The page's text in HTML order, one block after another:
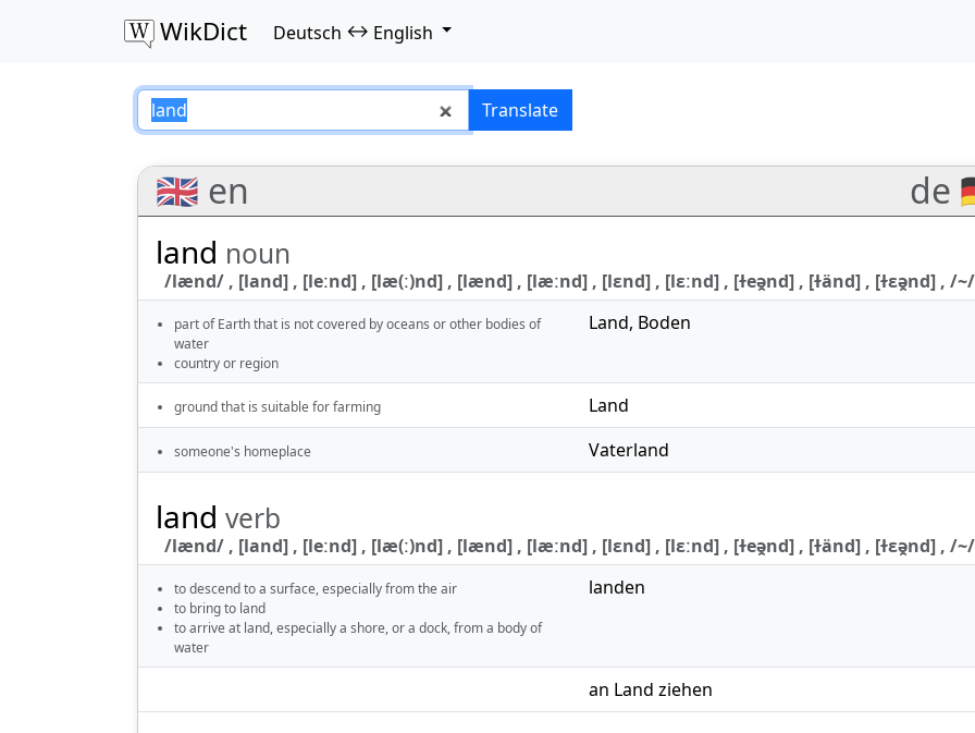
WikDict Deutsch ↔ English
land – Deutsch–English translations
Translate
🇬🇧 en de
land noun
/lænd/ , [land] , [leːnd] , [læ(ː)nd] , [lænd] , [læːnd] , [lɛnd] , [lɛːnd] , [ɫeə̯nd] , [ɫänd] , [ɫɛə̯nd] , /~/
part of Earth that is not covered by oceans or other bodies of
water
country or region
Land, Boden
ground that is suitable for farming Land
someone's homeplace Vaterland
land verb
/lænd/ , [land] , [leːnd] , [læ(ː)nd] , [lænd] , [læːnd] , [lɛnd] , [lɛːnd] , [ɫeə̯nd] , [ɫänd] , [ɫɛə̯nd] , /~/
to descend to a surface, especially from the air
to bring to land
to arrive at land, especially a shore, or a dock, from a body of
water
landen
an Land ziehen